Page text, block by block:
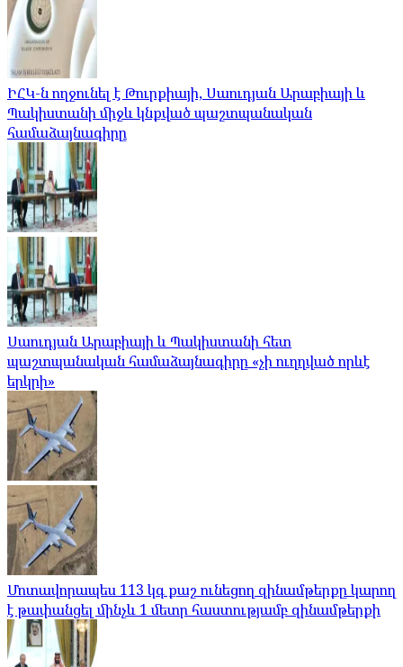
ԻՀԿ-ն ողջունել է Թուրքիայի, Սաուդյան Արաբիայի և
Պակիստանի միջև կնքված պաշտպանական
համաձայնագիրը
Սաուդյան Արաբիայի և Պակիստանի հետ
պաշտպանական համաձայնագիրը «չի ուղղված որևէ
երկրի»
Մոտավորապես 113 կգ քաշ ունեցող զինամթերքը կարող
է թափանցել մինչև 1 մետր հաստությամբ զինամթերքի